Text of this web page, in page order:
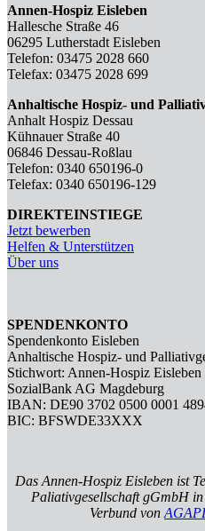
Annen-Hospiz Eisleben
Hallesche Straße 46
06295 Lutherstadt Eisleben
Telefon: 03475 2028 660
Telefax: 03475 2028 699
Anhaltische Hospiz- und
Anhalt Hospiz Dessau
Kühnauer Straße 40
06846 Dessau-Roßlau
Telefon: 0340 650196-0
Telefax: 0340 650196-129
DIREKTEINSTIEGE
Jetzt bewerben
Helfen & Unterstützen
Über uns
SPENDENKONTO
Spendenkonto Eisleben
Anhaltische Hospiz- und
Stichwort: Annen-Hospiz Eisleben
SozialBank AG Magdeburg
IBAN: DE90 3702 0500 0001
BIC: BFSWDE33XXX
Das Annen-Hospiz Eisleben ist
Paliativgesellschaft gGmbH
Verbund von